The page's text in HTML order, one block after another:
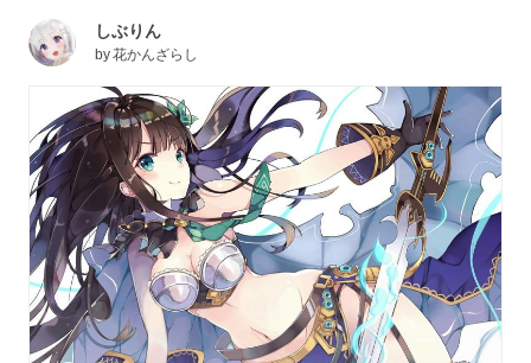
しぶりん
by花かんざらし